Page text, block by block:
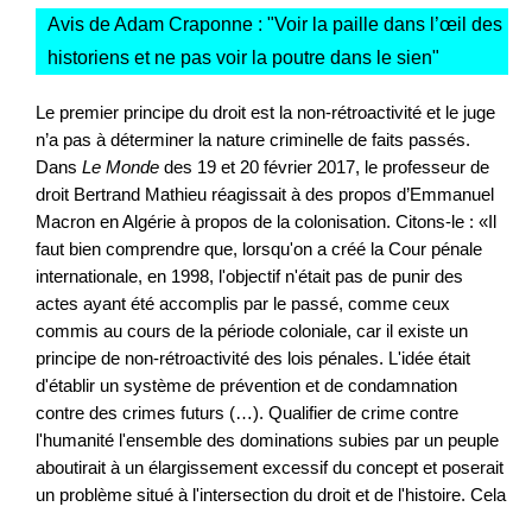
Avis de Adam Craponne : "Voir la paille dans l’œil des
historiens et ne pas voir la poutre dans le sien"
Le premier principe du droit est la non-rétroactivité et le juge
n’a pas à déterminer la nature criminelle de faits passés.
Dans Le Monde des 19 et 20 février 2017, le professeur de
droit Bertrand Mathieu réagissait à des propos d’Emmanuel
Macron en Algérie à propos de la colonisation. Citons-le : «Il
faut bien comprendre que, lorsqu'on a créé la Cour pénale
internationale, en 1998, l'objectif n'était pas de punir des
actes ayant été accomplis par le passé, comme ceux
commis au cours de la période coloniale, car il existe un
principe de non-rétroactivité des lois pénales. L'idée était
d'établir un système de prévention et de condamnation
contre des crimes futurs (…). Qualifier de crime contre
l'humanité l'ensemble des dominations subies par un peuple
aboutirait à un élargissement excessif du concept et poserait
un problème situé à l'intersection du droit et de l'histoire. Cela